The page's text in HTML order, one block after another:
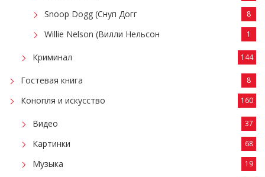
Snoop Dogg (Снуп Догг 8
Willie Nelson (Вилли Нельсон 1
Криминал 144
Гостевая книга 8
Конопля и искусство 160
Видео 37
Картинки 68
Музыка 19